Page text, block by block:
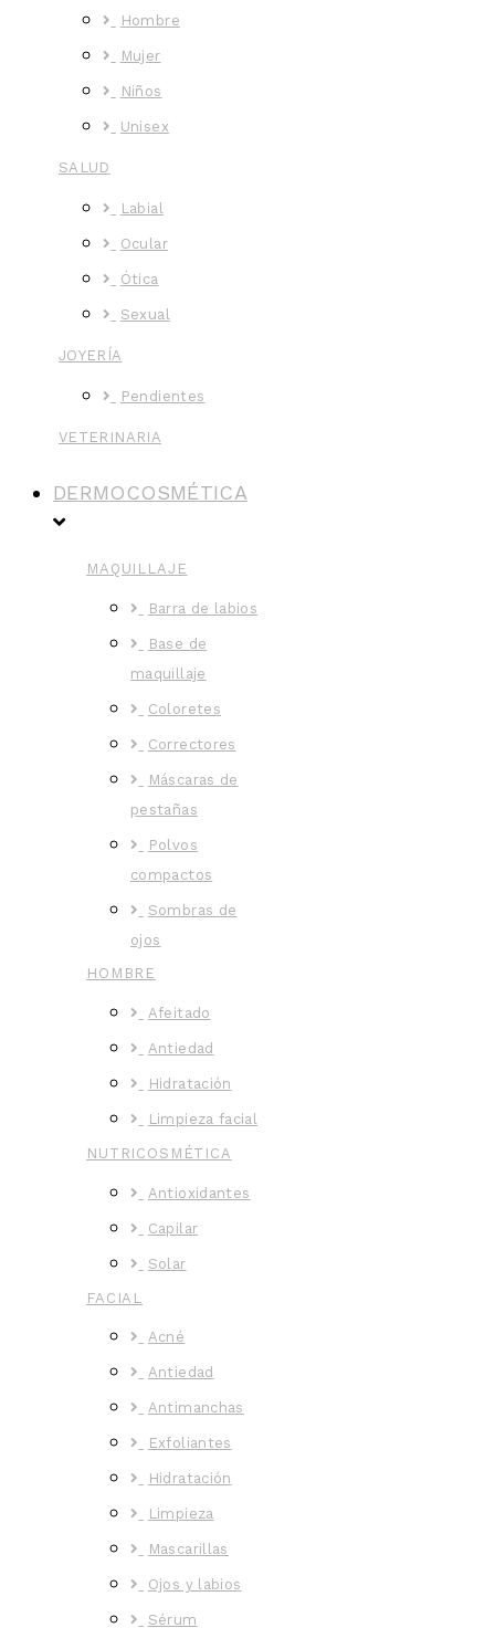
Hombre
Mujer
Niños
Unisex
SALUD
Labial
Ocular
Ótica
Sexual
JOYERÍA
Pendientes
VETERINARIA
DERMOCOSMÉTICA
MAQUILLAJE
Barra de labios
Base de
maquillaje
Coloretes
Correctores
Máscaras de
pestañas
Polvos
compactos
Sombras de
ojos
HOMBRE
Afeitado
Antiedad
Hidratación
Limpieza facial
NUTRICOSMÉTICA
Antioxidantes
Capilar
Solar
FACIAL
Acné
Antiedad
Antimanchas
Exfoliantes
Hidratación
Limpieza
Mascarillas
Ojos y labios
Sérum